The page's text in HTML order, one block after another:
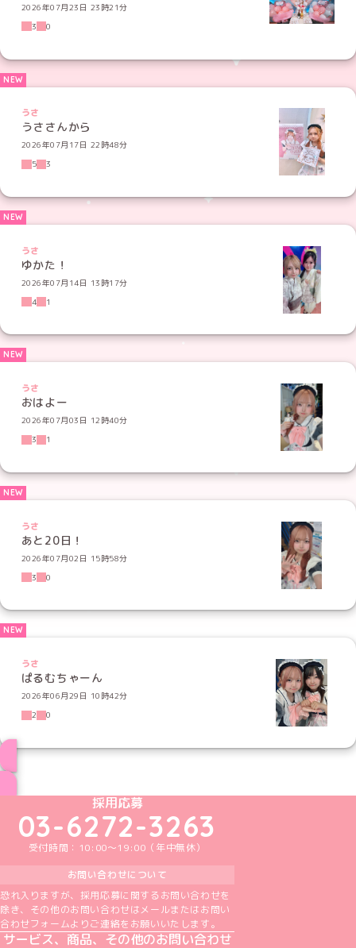
2026年07月23日 23時21分
3
0
うさ
うささんから
2026年07月17日 22時48分
5
3
うさ
ゆかた！
2026年07月14日 13時17分
4
1
うさ
おはよー
2026年07月03日 12時40分
3
1
うさ
あと20日！
2026年07月02日 15時58分
3
0
うさ
ぱるむちゃーん
2026年06月29日 10時42分
2
0
めいどりーみんTikTok公式アカウント
めいどりーみんX公式アカウント
めいどりーみんInstagram公式アカウント
めいどりーみんFacebook公式アカウン
めいどりーみんYouTube公式アカ
採用応募
03-6272-3263
受付時間：10:00～19:00（年中無休）
お問い合わせについて
恐れ入りますが、採用応募に関するお問い合わせを
除き、その他のお問い合わせはメールまたはお問い
合わせフォームよりご連絡をお願いいたします。
サービス、商品、その他のお問い合わせ